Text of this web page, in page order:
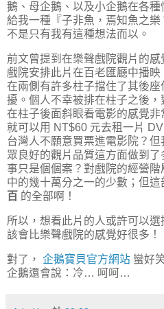
鵝、母企鵝、以及小企鵝在各
給我一種『子非魚，焉知魚之
不是只有我有這種想法而以。
前文曾提到在樂聲戲院觀片的
戲院安排此片在百老匯廳中播
在兩側有許多柱子擋住了其後
擾。個人不幸被排在柱子之後
在柱子後面斜眼看電影的感覺
就可以用 NT$60 元去租一片
台灣人不願意買票進電影院？
眾良好的觀片品質這方面做到
事只是個個案？對戲院的經營
中的幾十萬分之一的少數；但
百 的全部啊！
所以，想看此片的人或許可以
該會比樂聲戲院的感覺好很多！
對了， 企鵝寶貝官方網站 蠻好
企鵝還會說：冷… 呵呵…